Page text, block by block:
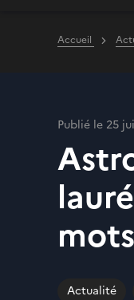
Accueil
Publié le 25
Actualité